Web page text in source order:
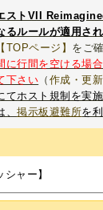
ストVII
るルールが適用され
【TOPページ】 をご
に行間を空ける場合
下さい （ 作成・更
てホスト規制を実
、掲示板避難所を
ャー】